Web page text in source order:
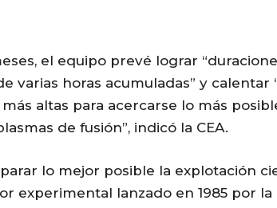
el equipo prevé lograr
varias horas acumuladas” y calentar
altas para acercarse lo más
de fusión”, indicó la CEA.
lo mejor posible la explotación
experimental lanzado en 1985 por la